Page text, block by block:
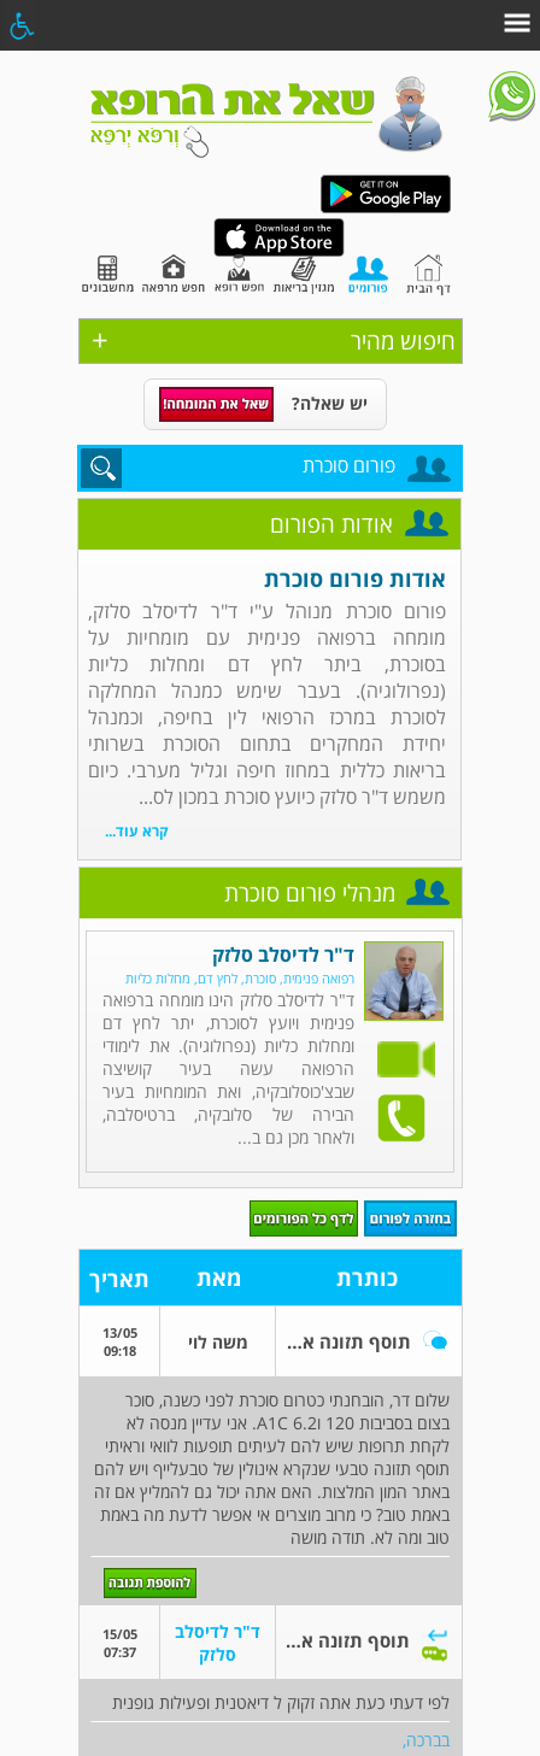
+ חיפוש מהיר
יש שאלה?
פורום סוכרת
אודות הפורום
אודות פורום סוכרת
פורום סוכרת מנוהל ע"י ד"ר לדיסלב סלזק,
מומחה ברפואה פנימית עם מומחיות על
בסוכרת, ביתר לחץ דם ומחלות כליות
(נפרולוגיה). בעבר שימש כמנהל המחלקה
לסוכרת במרכז הרפואי לין בחיפה, וכמנהל
יחידת המחקרים בתחום הסוכרת בשרותי
בריאות כללית במחוז חיפה וגליל מערבי. כיום
משמש ד"ר סלזק כיועץ סוכרת במכון לס...
קרא עוד...
מנהלי פורום סוכרת
ד"ר לדיסלב סלזק
רפואה פנימית, סוכרת, לחץ דם, מחלות כליות
ד"ר לדיסלב סלזק הינו מומחה ברפואה
פנימית ויועץ לסוכרת, יתר לחץ דם
ומחלות כליות (נפרולוגיה). את לימודי
הרפואה עשה בעיר קושיצה
שבצ'כוסלובקיה, ואת המומחיות בעיר
הבירה של סלובקיה, ברטיסלבה,
ולאחר מכן גם ב...
כותרת מאת תאריך
תוסף תזונה אינולין לטרום סוכרת סוג 2 משה לוי
13/05
09:18
שלום דר, הובחנתי כטרום סוכרת לפני כשנה, סוכר
בצום בסביבות 120 וA1C 6.2. אני עדיין מנסה לא
לקחת תרופות שיש להם לעיתים תופעות לוואי וראיתי
תוסף תזונה טבעי שנקרא אינולין של טבעלייף ויש להם
באתר המון המלצות. האם אתה יכול גם להמליץ אם זה
באמת טוב? כי מרוב מוצרים אי אפשר לדעת מה באמת
טוב ומה לא. תודה מושה
תוסף תזונה אינולין לטרום סוכרת סוג 2
ד"ר לדיסלב
סלזק
15/05
07:37
לפי דעתי כעת אתה זקוק ל דיאטנית ופעילות גופנית
בברכה,